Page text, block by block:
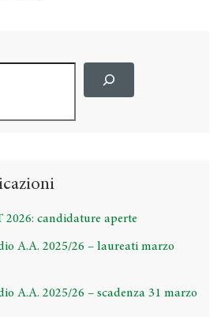
2026: candidature aperte
A.A. 2025/26 – laureati marzo
A.A. 2025/26 – scadenza 31 marzo